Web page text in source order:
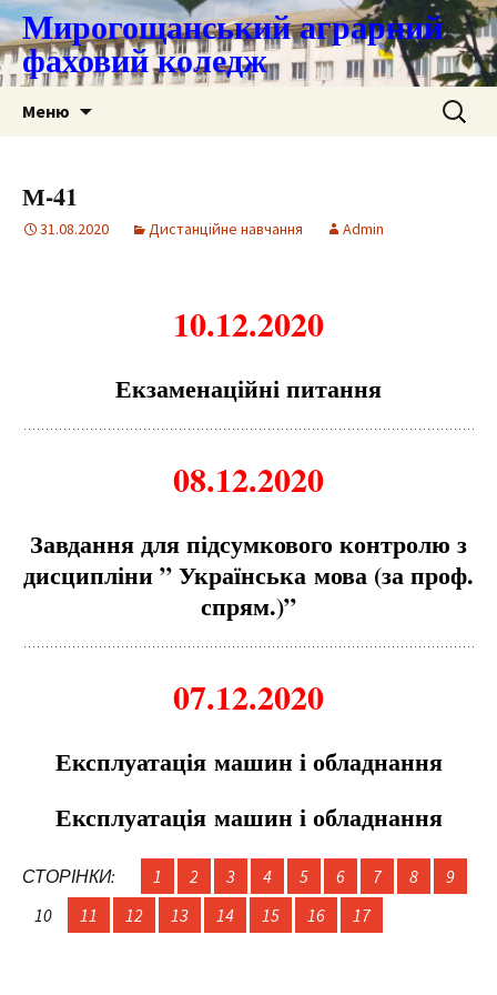
Мирогощанський аграрний
фаховий коледж
Меню Пошук:
М-41
31.08.2020 Дистанційне навчання Admin
10.12.2020
Екзаменаційні питання
08.12.2020
Завдання для підсумкового контролю з
дисципліни ” Українська мова (за проф.
спрям.)”
07.12.2020
Експлуатація машин і обладнання
Експлуатація машин і обладнання
СТОРІНКИ: 1 2 3 4 5 6 7 8
9
10
11 12 13 14 15 16 17